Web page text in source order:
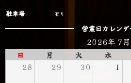
駐車場 有り
営業日カレンダ
2026年 7月
日 月 火 水
28 29 30 1